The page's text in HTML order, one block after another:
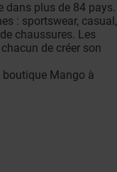
dans plus de 84 pays.
: sportswear, casual,
chaussures. Les
de créer son
Mango à